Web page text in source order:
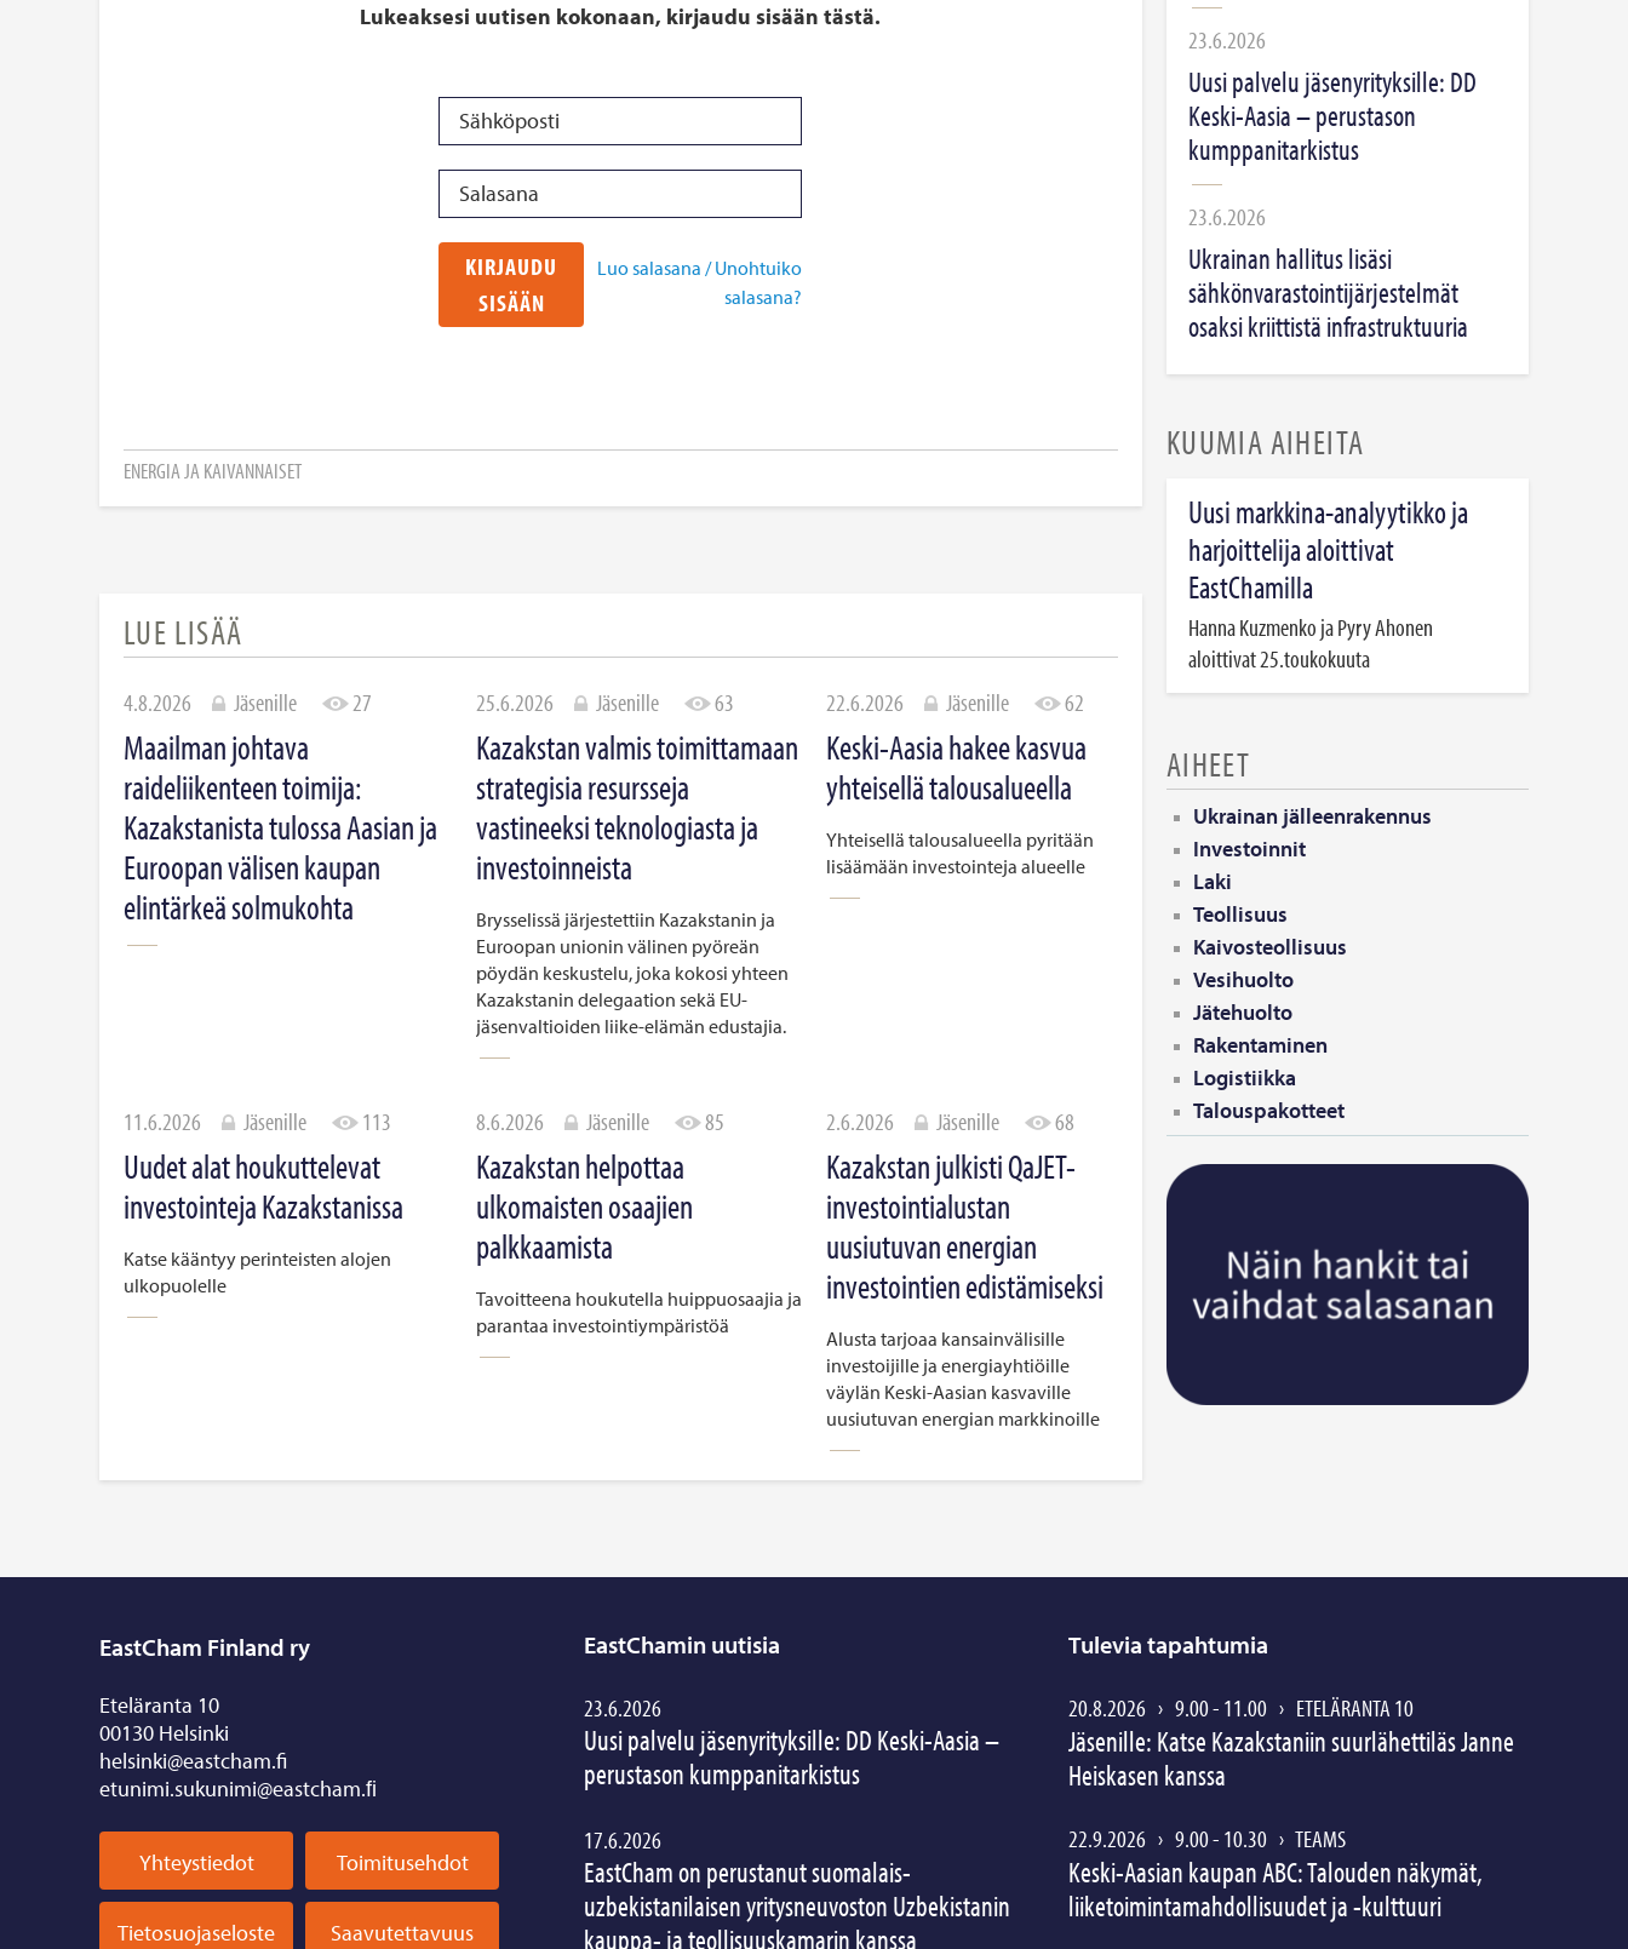
Lukeaksesi uutisen kokonaan, kirjaudu sisään tästä.
KIRJAUDU
SISÄÄN
Luo salasana / Unohtuiko
salasana?
ENERGIA JA KAIVANNAISET
LUE LISÄÄ
4.8.2026 Jäsenille 27
Maailman johtava
raideliikenteen toimija:
Kazakstanista tulossa Aasian ja
Euroopan välisen kaupan
elintärkeä solmukohta
25.6.2026 Jäsenille 63
Kazakstan valmis toimittamaan
strategisia resursseja
vastineeksi teknologiasta ja
investoinneista
Brysselissä järjestettiin Kazakstanin ja
Euroopan unionin välinen pyöreän
pöydän keskustelu, joka kokosi yhteen
Kazakstanin delegaation sekä EU-
jäsenvaltioiden liike-elämän edustajia.
22.6.2026 Jäsenille 62
Keski-Aasia hakee kasvua
yhteisellä talousalueella
Yhteisellä talousalueella pyritään
lisäämään investointeja alueelle
11.6.2026 Jäsenille 113
Uudet alat houkuttelevat
investointeja Kazakstanissa
Katse kääntyy perinteisten alojen
ulkopuolelle
8.6.2026 Jäsenille 85
Kazakstan helpottaa
ulkomaisten osaajien
palkkaamista
Tavoitteena houkutella huippuosaajia ja
parantaa investointiympäristöä
2.6.2026 Jäsenille 68
Kazakstan julkisti QaJET-
investointialustan
uusiutuvan energian
investointien edistämiseksi
Alusta tarjoaa kansainvälisille
investoijille ja energiayhtiöille
väylän Keski-Aasian kasvaville
uusiutuvan energian markkinoille
23.6.2026
Uusi palvelu jäsenyrityksille: DD
Keski-Aasia – perustason
kumppanitarkistus
23.6.2026
Ukrainan hallitus lisäsi
sähkönvarastointijärjestelmät
osaksi kriittistä infrastruktuuria
KUUMIA AIHEITA
Uusi markkina-analyytikko ja
harjoittelija aloittivat
EastChamilla
Hanna Kuzmenko ja Pyry Ahonen
aloittivat 25.toukokuuta
AIHEET
Ukrainan jälleenrakennus
Investoinnit
Laki
Teollisuus
Kaivosteollisuus
Vesihuolto
Jätehuolto
Rakentaminen
Logistiikka
Talouspakotteet
EastCham Finland ry
Eteläranta 10
00130 Helsinki
helsinki@eastcham.fi
etunimi.sukunimi@eastcham.ﬁ
Yhteystiedot Toimitusehdot
Tietosuojaseloste Saavutettavuus
EastChamin uutisia
23.6.2026
Uusi palvelu jäsenyrityksille: DD Keski-Aasia –
perustason kumppanitarkistus
17.6.2026
EastCham on perustanut suomalais-
uzbekistanilaisen yritysneuvoston Uzbekistanin
kauppa- ja teollisuuskamarin kanssa
Tulevia tapahtumia
20.8.2026 › 9.00 - 11.00 › ETELÄRANTA 10
Jäsenille: Katse Kazakstaniin suurlähettiläs Janne
Heiskasen kanssa
22.9.2026 › 9.00 - 10.30 › TEAMS
Keski-Aasian kaupan ABC: Talouden näkymät,
liiketoimintamahdollisuudet ja -kulttuuri